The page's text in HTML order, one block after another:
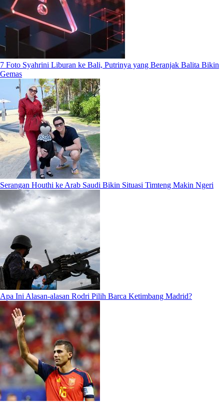
7 Foto Syahrini Liburan ke Bali, Putrinya yang Beranjak Balita Bikin
Gemas
Serangan Houthi ke Arab Saudi Bikin Situasi Timteng Makin Ngeri
Apa Ini Alasan-alasan Rodri Pilih Barca Ketimbang Madrid?